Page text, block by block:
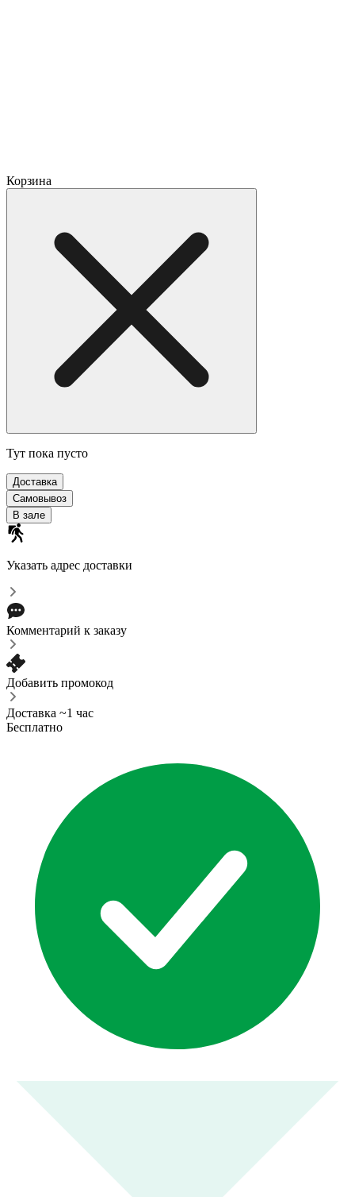
Корзина
Тут пока пусто
Доставка
Самовывоз
В зале
Указать адрес доставки
Комментарий к заказу
Добавить промокод
Доставка ~1 час
Бесплатно